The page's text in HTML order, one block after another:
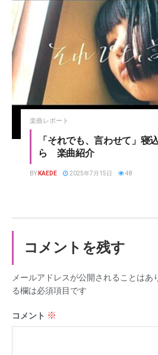
楽曲レポート
「それでも、言わせて」寝
ら 楽曲紹介
BY KAEDE 2025年7月15日 48
コメントを残す
メールアドレスが公開されることはあ
る欄は必須項目です
コメント ※